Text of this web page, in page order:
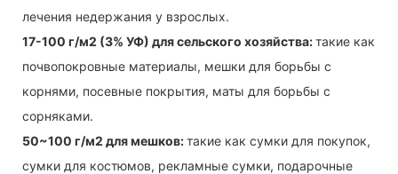
лечения недержания у взрослых.
17-100 г/м2 (3% УФ) для сельского хозяйства:такие как
почвопокровные материалы, мешки для борьбы с
корнями, посевные покрытия, маты для борьбы с
сорняками.
50~100 г/м2 для мешков:такие как сумки для покупок,
сумки для костюмов, рекламные сумки, подарочные